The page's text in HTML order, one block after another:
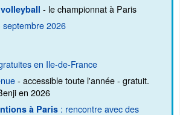
- le championnat à Paris
2026
en Ile-de-France
- accessible toute l'année - gratuit.
en 2026
à Paris : rencontre avec des